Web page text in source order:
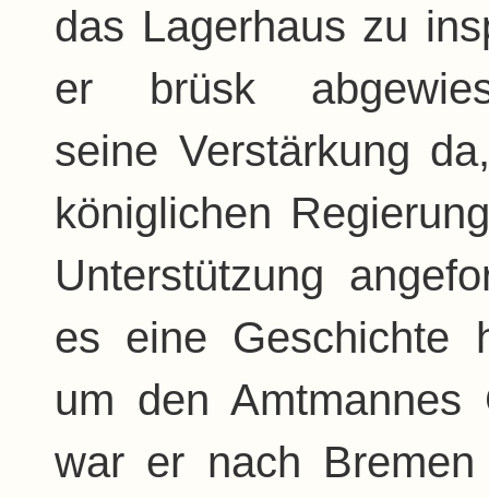
das Lagerhaus zu
er brüsk
seine Verstärkung
königlichen
Unterstützung
es eine Geschichte
um den Amtmannes
war er nach